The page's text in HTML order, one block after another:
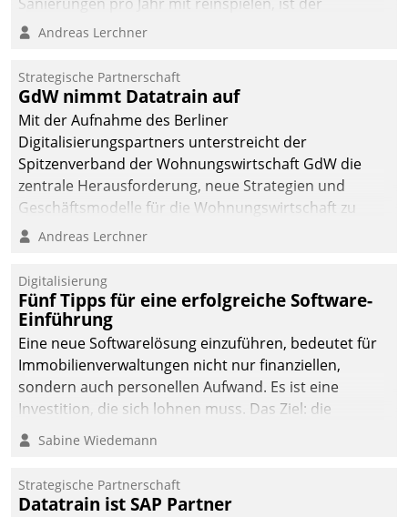
Betreuungs- und Organisationsaufwand immens. Im
kommunale Wohnungsbauunternehmen daher
gemeinsam mit der Berliner Datatrain GmbH den
Teilprozess der Objektsanierung digitalisiert.
Andreas Lerchner
Strategische Partnerschaft
GdW nimmt Datatrain auf
Mit der Aufnahme des Berliner
Digitalisierungspartners unterstreicht der
Spitzenverband der Wohnungswirtschaft GdW die
zentrale Herausforderung, neue Strategien und
Geschäftsmodelle für die Wohnungswirtschaft zu
entwickeln.
Andreas Lerchner
Digitalisierung
Fünf Tipps für eine erfolgreiche Software-
Einführung
Eine neue Softwarelösung einzuführen, bedeutet für
Immobilienverwaltungen nicht nur finanziellen,
sondern auch personellen Aufwand. Es ist eine
Investition, die sich lohnen muss. Das Ziel: die
nachhaltige Optimierung der Geschäftsabläufe. Damit
dieses Ziel erreicht wird, sollten einige Grundregeln
Sabine Wiedemann
Strategische Partnerschaft
Datatrain ist SAP Partner